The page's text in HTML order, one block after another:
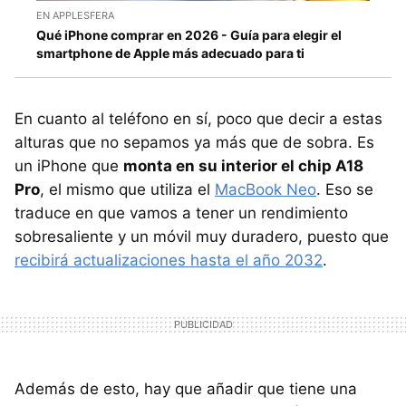
EN APPLESFERA
Qué iPhone comprar en 2026 - Guía para elegir el
smartphone de Apple más adecuado para ti
En cuanto al teléfono en sí, poco que decir a estas
alturas que no sepamos ya más que de sobra. Es
un iPhone que monta en su interior el chip A18
Pro, el mismo que utiliza el MacBook Neo. Eso se
traduce en que vamos a tener un rendimiento
sobresaliente y un móvil muy duradero, puesto que
recibirá actualizaciones hasta el año 2032.
Además de esto, hay que añadir que tiene una